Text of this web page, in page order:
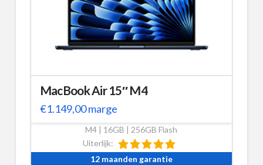
MacBook Air 15″ M4
€1.149,00marge
M4 | 16GB | 256GB Flash
Uiterlijk:
12 maanden garantie